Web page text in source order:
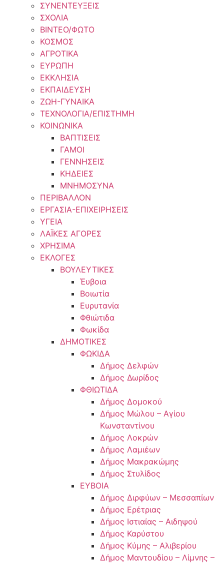
ΣΥΝΕΝΤΕΥΞΕΙΣ
ΣΧΟΛΙΑ
ΒΙΝΤΕΟ/ΦΩΤΟ
ΚΟΣΜΟΣ
ΑΓΡΟΤΙΚΑ
ΕΥΡΩΠΗ
ΕΚΚΛΗΣΙΑ
ΕΚΠΑΙΔΕΥΣΗ
ΖΩΗ-ΓΥΝΑΙΚΑ
ΤΕΧΝΟΛΟΓΙΑ/ΕΠΙΣΤΗΜΗ
ΚΟΙΝΩΝΙΚΑ
ΒΑΠΤΙΣΕΙΣ
ΓΑΜΟΙ
ΓΕΝΝΗΣΕΙΣ
ΚΗΔΕΙΕΣ
ΜΝΗΜΟΣΥΝΑ
ΠΕΡΙΒΑΛΛΟΝ
ΕΡΓΑΣΙΑ-ΕΠΙΧΕΙΡΗΣΕΙΣ
ΥΓΕΙΑ
ΛΑΪΚΕΣ ΑΓΟΡΕΣ
ΧΡΗΣΙΜΑ
ΕΚΛΟΓΕΣ
ΒΟΥΛΕΥΤΙΚΕΣ
Έυβοια
Βοιωτία
Ευρυτανία
Φθιώτιδα
Φωκίδα
ΔΗΜΟΤΙΚΕΣ
ΦΩΚΙΔΑ
Δήμος Δελφών
Δήμος Δωρίδος
ΦΘΙΩΤΙΔΑ
Δήμος Δομοκού
Δήμος Μώλου – Αγίου
Κωνσταντίνου
Δήμος Λοκρών
Δήμος Λαμιέων
Δήμος Μακρακώμης
Δήμος Στυλίδος
ΕΥΒΟΙΑ
Δήμος Διρφύων – Μεσσαπίων
Δήμος Ερέτριας
Δήμος Ιστιαίας – Αιδηψού
Δήμος Καρύστου
Δήμος Κύμης – Αλιβερίου
Δήμος Μαντουδίου – Λίμνης –